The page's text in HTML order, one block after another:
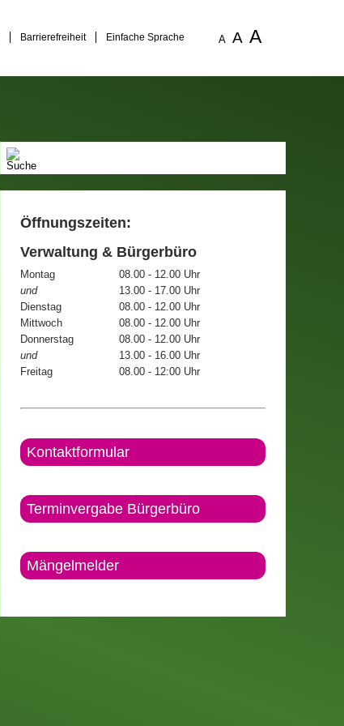
Barrierefreiheit Einfache Sprache A A A
Öffnungszeiten:
Verwaltung & Bürgerbüro
Montag
08.00 - 12.00 Uhr
und
13.00 - 17.00 Uhr
Dienstag
08.00 - 12.00 Uhr
Mittwoch
08.00 - 12.00 Uhr
Donnerstag
08.00 - 12.00 Uhr
und
13.00 - 16.00 Uhr
Freitag
08.00 - 12:00 Uhr
Kontaktformular
Terminvergabe Bürgerbüro
Mängelmelder